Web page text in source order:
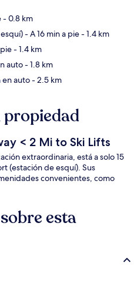
- 0.8 km
- A 16 min a pie- 1.4 km
- 1.4 km
auto- 1.8 km
en auto- 2.5 km
< 2 Mi to Ski Lifts
extraordinaria, está a solo 15
(estación de esquí). Sus
convenientes, como
esta